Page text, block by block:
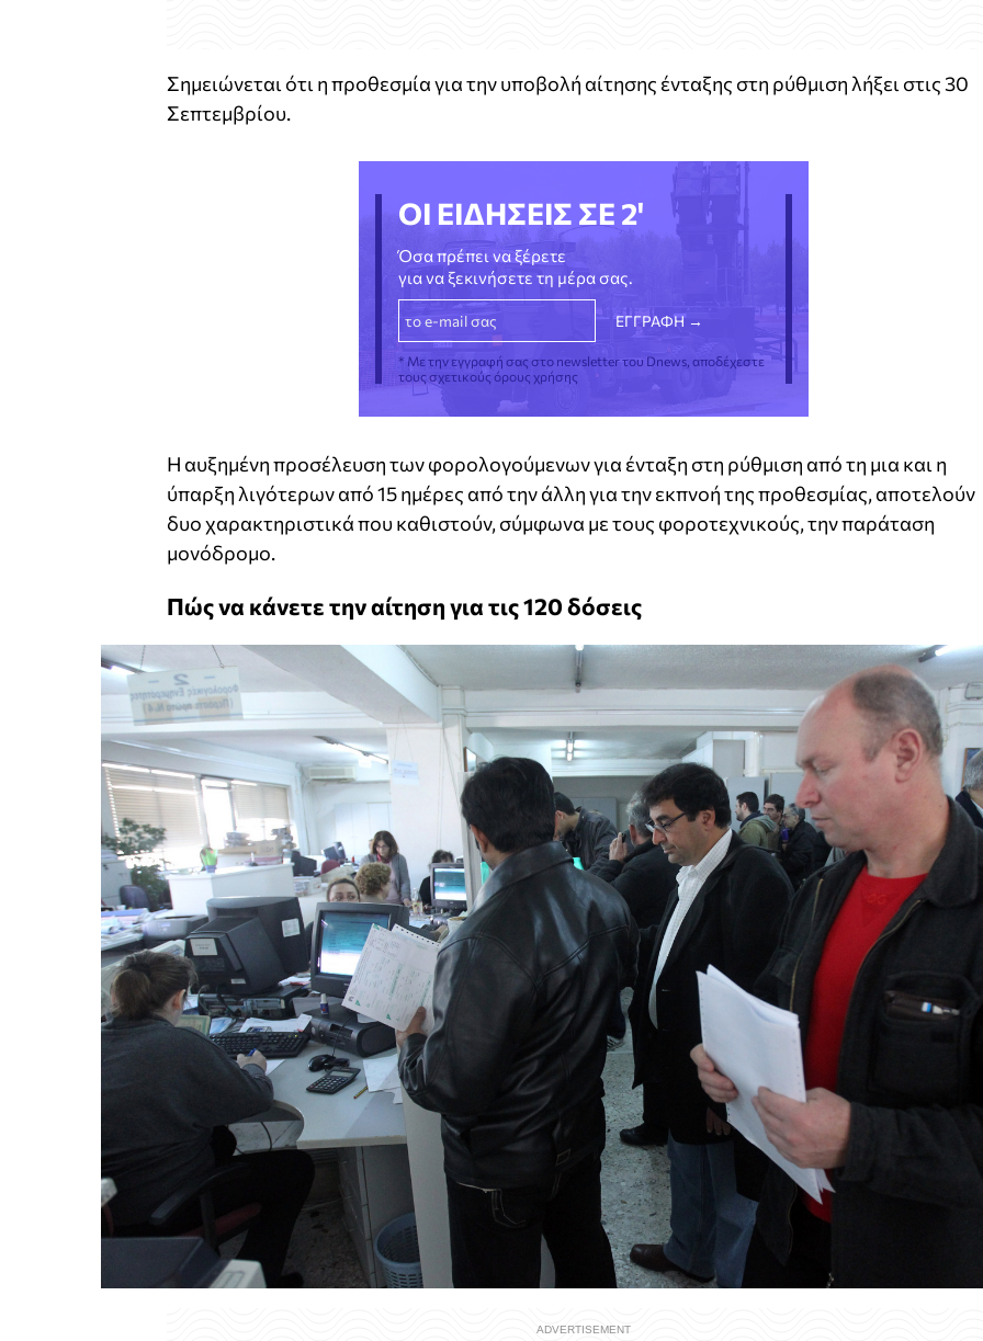
Σημειώνεται ότι η προθεσμία για την υποβολή αίτησης ένταξης στη ρύθμιση λήξει στις 30
Σεπτεμβρίου.
ΟΙ ΕΙΔΗΣΕΙΣ ΣΕ 2'
Όσα πρέπει να ξέρετε
για να ξεκινήσετε τη μέρα σας.
* Με την εγγραφή σας στο newsletter του Dnews, αποδέχεστε
τους σχετικούς όρους χρήσης
Η αυξημένη προσέλευση των φορολογούμενων για ένταξη στη ρύθμιση από τη μια και η
ύπαρξη λιγότερων από 15 ημέρες από την άλλη για την εκπνοή της προθεσμίας, αποτελούν
δυο χαρακτηριστικά που καθιστούν, σύμφωνα με τους φοροτεχνικούς, την παράταση
μονόδρομο.
Πώς να κάνετε την αίτηση για τις 120 δόσεις